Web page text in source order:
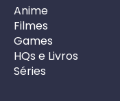
Anime
Filmes
Games
HQs e Livros
Séries